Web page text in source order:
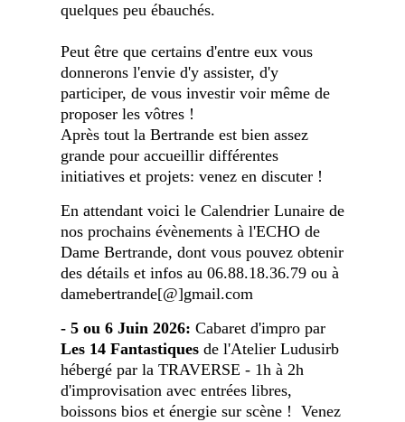
quelques peu ébauchés.
Peut être que certains d'entre eux vous
donnerons l'envie d'y assister, d'y
participer, de vous investir voir même de
proposer les vôtres !
Après tout la Bertrande est bien assez
grande pour accueillir différentes
initiatives et projets: venez en discuter !
En attendant voici le Calendrier Lunaire de
nos prochains évènements à l'ECHO de
Dame Bertrande, dont vous pouvez obtenir
des détails et infos au 06.88.18.36.79 ou à
damebertrande[@]gmail.com
- 5 ou 6 Juin 2026: Cabaret d'impro par
Les 14 Fantastiquesde l'Atelier Ludusirb
hébergé par la TRAVERSE - 1h à 2h
d'improvisation avec entrées libres,
boissons bios et énergie sur scène ! Venez